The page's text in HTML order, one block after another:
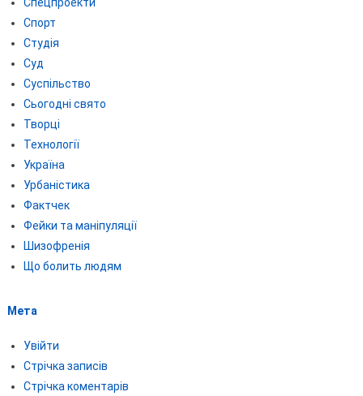
Спорт
Студія
Суд
Суспільство
Сьогодні свято
Творці
Технології
Україна
Урбаністика
Фактчек
Фейки та маніпуляції
Шизофренія
Що болить людям
Мета
Увійти
Стрічка записів
Стрічка коментарів